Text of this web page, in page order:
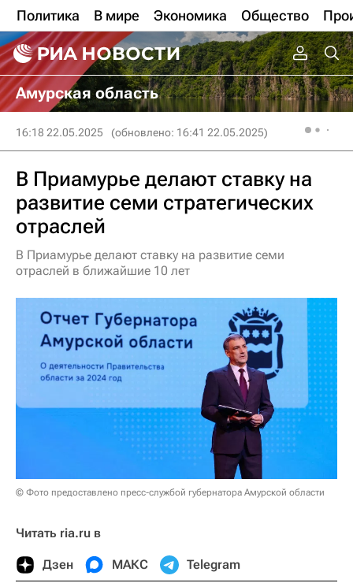
Политика В мире Экономика Общество
Амурская область
16:18 22.05.2025 (обновлено: 16:41 22.05.2025)
В Приамурье делают ставку на
развитие семи стратегических
отраслей
В Приамурье делают ставку на развитие семи
отраслей в ближайшие 10 лет
© Фото предоставлено пресс-службой губернатора Амурской области
Читать ria.ru в
Дзен МАКС Telegram